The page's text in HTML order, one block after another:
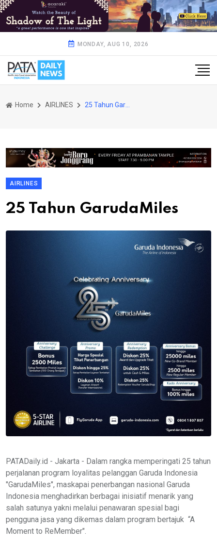
MONDAY, AUG 10, 2026
Home AIRLINES 25 Tahun GarudaMiles
AIRLINES
25 Tahun GarudaMiles
PATADaily.id - Jakarta - Dalam rangka memperingati 25 tahun
perjalanan program loyalitas pelanggan Garuda Indonesia
"GarudaMiles", maskapai penerbangan nasional Garuda
Indonesia menghadirkan berbagai inisiatif menarik yang
salah satunya yakni melalui penawaran spesial bagi
pengguna jasa yang dikemas dalam program bertajuk “A
Moment to ReMember".